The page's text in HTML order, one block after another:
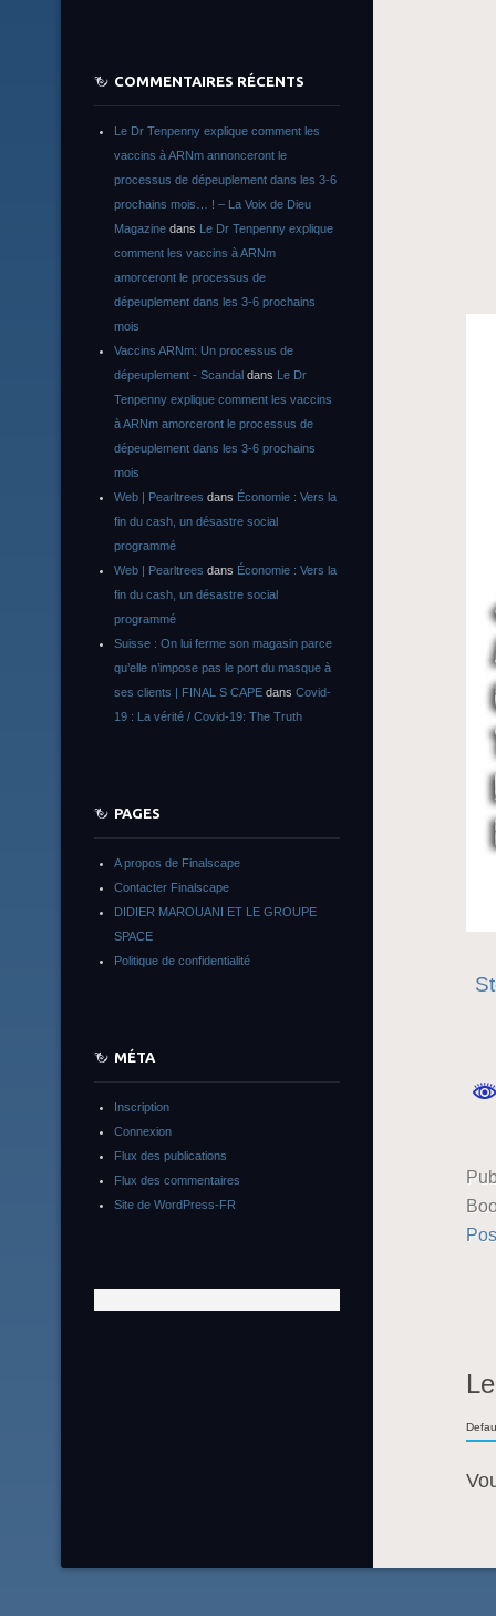
COMMENTAIRES RÉCENTS
Le Dr Tenpenny explique comment les
vaccins à ARNm annonceront le
processus de dépeuplement dans les 3-6
prochains mois… ! – La Voix de Dieu
Magazine dans Le Dr Tenpenny explique
comment les vaccins à ARNm
amorceront le processus de
dépeuplement dans les 3-6 prochains
mois
Vaccins ARNm: Un processus de
dépeuplement - Scandal dans Le Dr
Tenpenny explique comment les vaccins
à ARNm amorceront le processus de
dépeuplement dans les 3-6 prochains
mois
Web | Pearltrees dans Économie : Vers la
fin du cash, un désastre social
programmé
Web | Pearltrees dans Économie : Vers la
fin du cash, un désastre social
programmé
Suisse : On lui ferme son magasin parce
qu’elle n’impose pas le port du masque à
ses clients | FINAL S CAPE dans Covid-
19 : La vérité / Covid-19: The Truth
PAGES
A propos de Finalscape
Contacter Finalscape
DIDIER MAROUANI ET LE GROUPE
SPACE
Politique de confidentialité
MÉTA
Inscription
Connexion
Flux des publications
Flux des commentaires
Site de WordPress-FR